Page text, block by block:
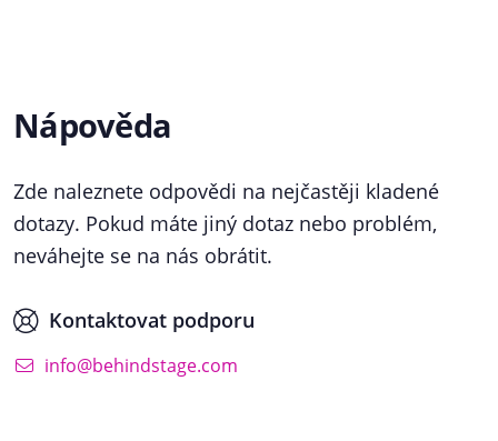
Nápověda
Zde naleznete odpovědi na nejčastěji kladené
dotazy. Pokud máte jiný dotaz nebo problém,
neváhejte se na nás obrátit.
Kontaktovat podporu
info@behindstage.com